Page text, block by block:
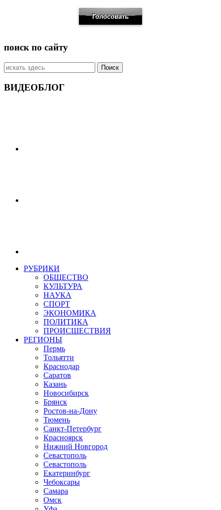
поиск по сайту
Искать:
ВИДЕОБЛОГ
РУБРИКИ
ОБЩЕСТВО
КУЛЬТУРА
НАУКА
СПОРТ
ЭКОНОМИКА
ПОЛИТИКА
ПРОИСШЕСТВИЯ
РЕГИОНЫ
Пермь
Тольятти
Краснодар
Саратов
Казань
Новосибирск
Брянск
Ростов-на-Дону
Тюмень
Санкт-Петербург
Красноярск
Нижний Новгород
Севастополь
Севастополь
Екатеринбург
Чебоксары
Самара
Омск